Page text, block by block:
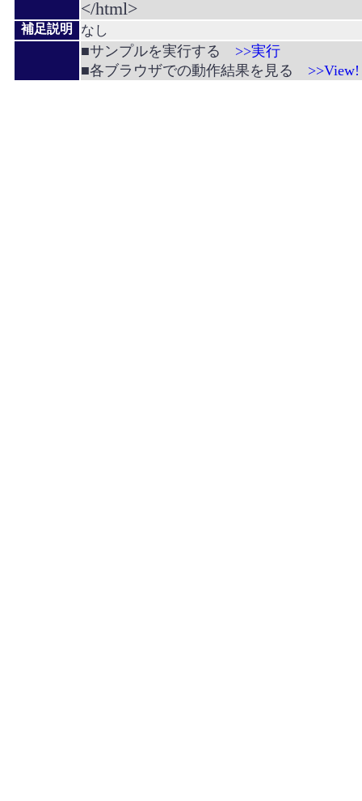
</html>
補足説明 なし
■サンプルを実行する >>実行
■各ブラウザでの動作結果を見る >>View!